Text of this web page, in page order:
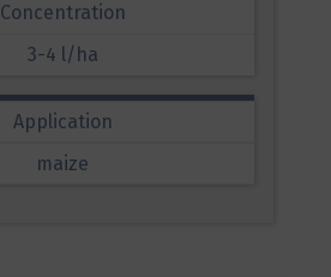
Concentration
3-4 l/ha
Application
maize